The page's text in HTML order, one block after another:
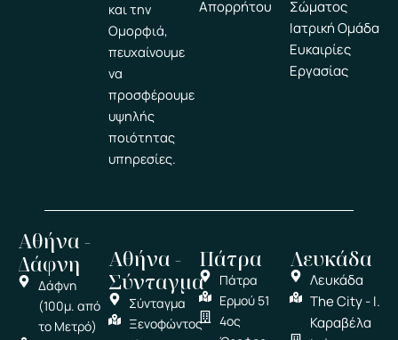
και την
Ομορφιά,
πευχαίνουμε
να
προσφέρουμε
υψηλής
ποιότητας
υπηρεσίες.
Απορρήτου
Σώματος
Ιατρική Ομάδα
Ευκαιρίες
Εργασίας
Αθήνα -
Δάφνη
Δάφνη
(100μ. από
το Μετρό)
Λευκάδα
Λευκάδα
The City - Ι.
Καραβέλα
Αθήνα -
Σύνταγμα
Σύνταγμα
Ξενοφώντος
Πάτρα
Πάτρα
Ερμού 51
4ος